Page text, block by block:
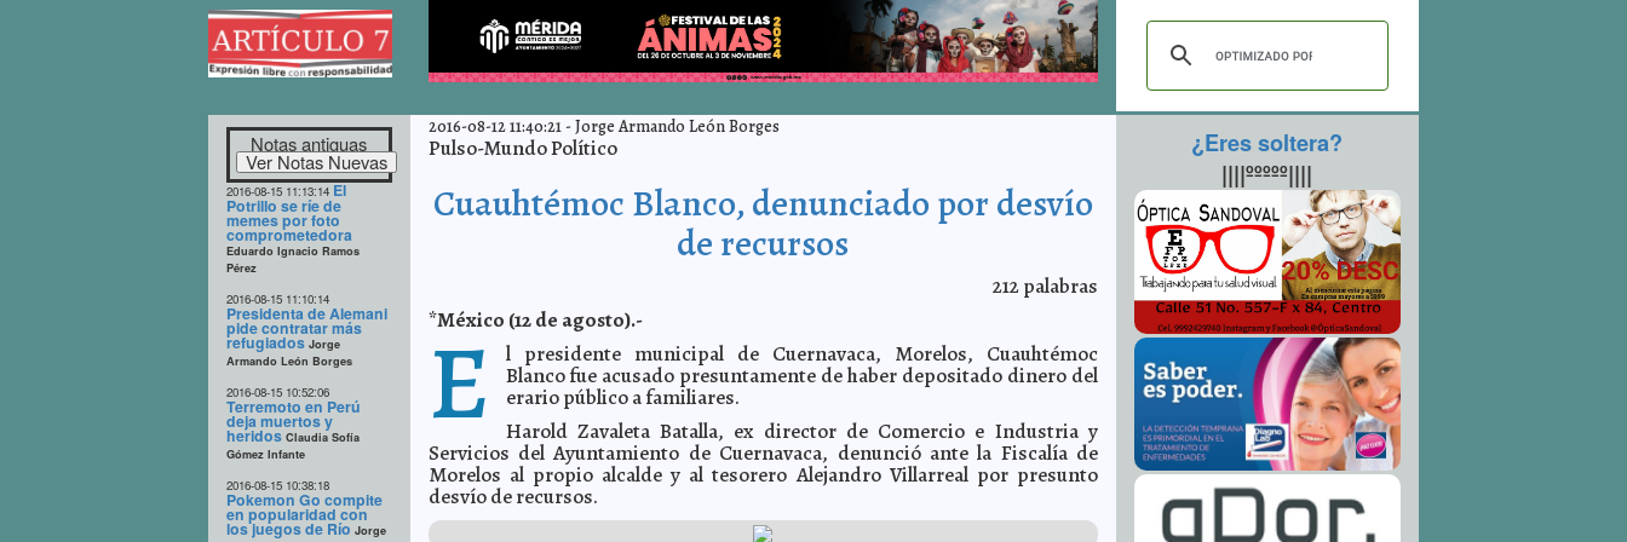
Notas antiguas
2016-08-15 11:13:14 El
Potrillo se ríe de
memes por foto
comprometedora
Eduardo Ignacio Ramos
Pérez
2016-08-15 11:10:14
Presidenta de Alemani
pide contratar más
refugiados Jorge
Armando León Borges
2016-08-15 10:52:06
Terremoto en Perú
deja muertos y
heridos Claudia Sofía
Gómez Infante
2016-08-15 10:38:18
Pokemon Go compite
en popularidad con
los juegos de Río Jorge
2016-08-12 11:40:21-Jorge Armando León Borges
Pulso-Mundo Político
Cuauhtémoc Blanco, denunciado por desvío
de recursos
212palabras
*México (12 de agosto).-
E l presidente municipal de Cuernavaca, Morelos, Cuauhtémoc
Blanco fue acusado presuntamente de haber depositado dinero del
erario público a familiares.
Harold Zavaleta Batalla, ex director de Comercio e Industria y
Servicios del Ayuntamiento de Cuernavaca, denunció ante la Fiscalía de
Morelos al propio alcalde y al tesorero Alejandro Villarreal por presunto
desvío de recursos.
¿Eres soltera?
||||ººººº||||